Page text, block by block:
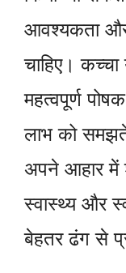
आवश्यकता और
चाहिए। कच्चा
महत्वपूर्ण
लाभ को
अपने आहार में
स्वास्थ्य और
बेहतर ढंग से